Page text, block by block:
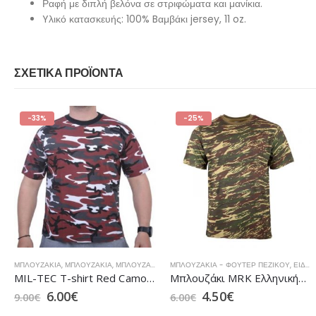
Ραφή με διπλή βελόνα σε στριφώματα και μανίκια.
Yλικό κατασκευής: 100% Bαμβάκι jersey, 11 oz.
ΣΧΕΤΙΚΆ ΠΡΟΪΌΝΤΑ
-33%
ΜΠΛΟΥΖΆΚΙΑ, ΜΠΛΟΥΖΆΚΙΑ, ΜΠΛΟΥΖΆΚΙΑ Ε.Δ. ,ΜΠΛΟΥΖΆΚΙΑ ΠΡΟΣΦΟΡΆΣ..!,
MIL-TEC T-shirt Red Camo Βαμβακερό 100%
9.00€ 6.00€
-25%
ΜΠΛΟΥΖΆΚΙΑ - ΦΟΎΤΕΡ ΠΕΖΙΚΟΎ, ΕΙΔΗ ΝΕΟΣΥΛΛΕΚΤΟΥ
Μπλουζάκι MRK Ελληνικής Παραλλαγής
6.00€ 4.50€